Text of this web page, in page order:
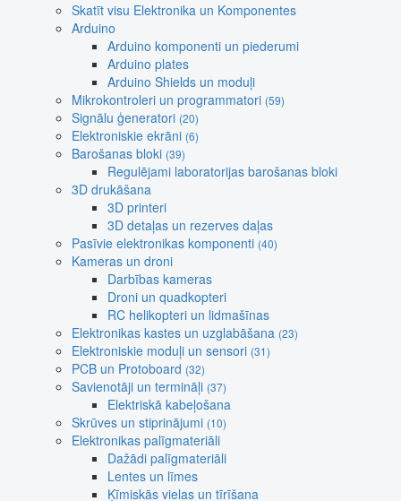
Skatīt visu Elektronika un Komponentes
Arduino
Arduino komponenti un piederumi
Arduino plates
Arduino Shields un moduļi
Mikrokontroleri un programmatori (59)
Signālu ģeneratori (20)
Elektroniskie ekrāni (6)
Barošanas bloki (39)
Regulējami laboratorijas barošanas bloki
3D drukāšana
3D printeri
3D detaļas un rezerves daļas
Pasīvie elektronikas komponenti (40)
Kameras un droni
Darbības kameras
Droni un quadkopteri
RC helikopteri un lidmašīnas
Elektronikas kastes un uzglabāšana (23)
Elektroniskie moduļi un sensori (31)
PCB un Protoboard (32)
Savienotāji un termināļi (37)
Elektriskā kabeļošana
Skrūves un stiprinājumi (10)
Elektronikas palīgmateriāli
Dažādi palīgmateriāli
Lentes un līmes
Ķīmiskās vielas un tīrīšana